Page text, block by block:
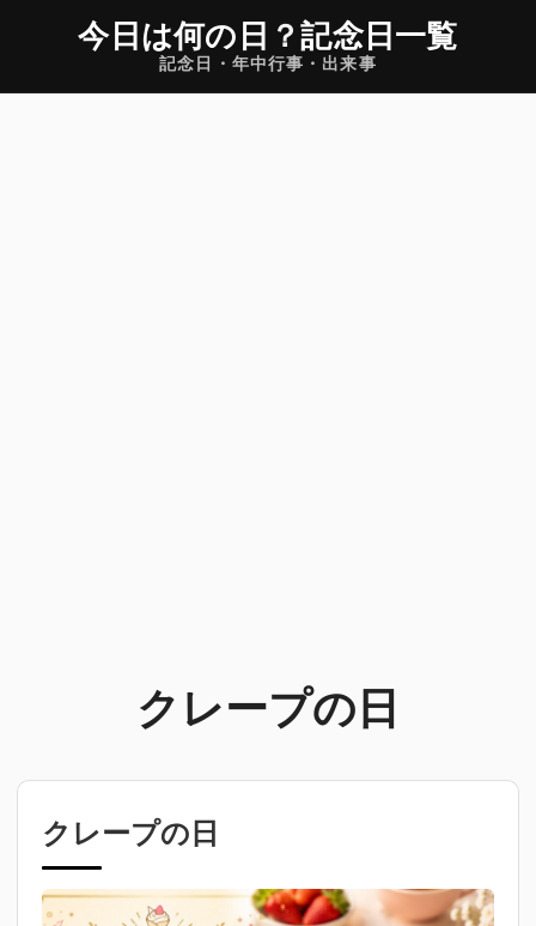
今日は何の日 ？記念日一覧
記念日・年中行事・出来事
クレープの日
クレープの日